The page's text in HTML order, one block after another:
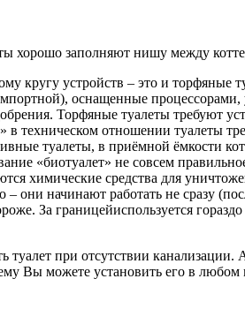
хорошо заполняют нишу между
кругу устройств – это и торфяные
оснащенные
Торфяные туалеты требуют
техническом отношении туалеты
туалеты, в приёмной ёмкости
«биотуалет» не совсем
химические средства для
они начинают работать не сразу
За границейиспользуется
при отсутствии канализации.
Вы можете установить его в любом